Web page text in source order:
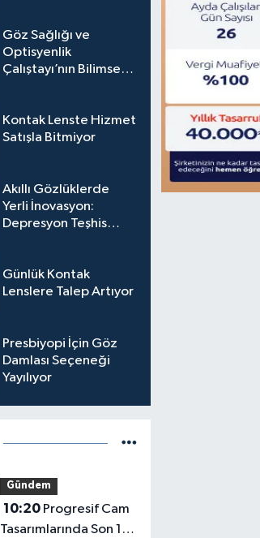
Göz Sağlığı ve
Optisyenlik
Çalıştayı’nın Bilimsel
Kontak Lenste Hizmet
Satışla Bitmiyor
Akıllı Gözlüklerde
Yerli İnovasyon:
Depresyon Teşhis
Günlük Kontak
Lenslere Talep Artıyor
Presbiyopi İçin Göz
Damlası Seçeneği
Yayılıyor
Gündem
10:20
Tasarımlarında Son 10